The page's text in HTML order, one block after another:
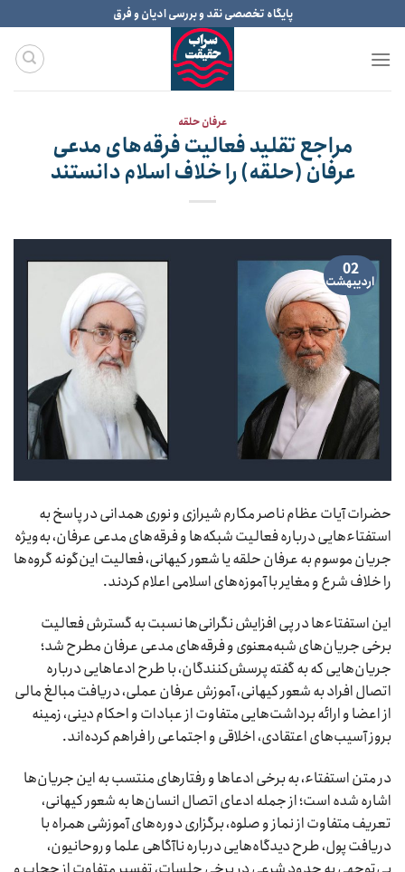
to
content
پایگاه تخصصی نقد و بررسی ادیان و فرق
عرفان حلقه
مراجع تقلید فعالیت فرقه‌های مدعی
عرفان (حلقه) را خلاف اسلام دانستند
02
اردیبهشت
حضرات آیات عظام ناصر مکارم شیرازی و نوری همدانی در پاسخ به
استفتاءهایی درباره فعالیت شبکه‌ها و فرقه‌های مدعی عرفان، به‌ویژه
جریان موسوم به عرفان حلقه یا شعور کیهانی، فعالیت این‌گونه گروه‌ها
را خلاف شرع و مغایر با آموزه‌های اسلامی اعلام کردند.
این استفتاءها در پی افزایش نگرانی‌ها نسبت به گسترش فعالیت
برخی جریان‌های شبه‌معنوی و فرقه‌های مدعی عرفان مطرح شد؛
جریان‌هایی که به گفته پرسش‌کنندگان، با طرح ادعاهایی درباره
اتصال افراد به شعور کیهانی، آموزش عرفان عملی، دریافت مبالغ مالی
از اعضا و ارائه برداشت‌هایی متفاوت از عبادات و احکام دینی، زمینه
بروز آسیب‌های اعتقادی، اخلاقی و اجتماعی را فراهم کرده‌اند.
در متن استفتاء، به برخی ادعاها و رفتارهای منتسب به این جریان‌ها
اشاره شده است؛ از جمله ادعای اتصال انسان‌ها به شعور کیهانی،
تعریف متفاوت از نماز و صلوه، برگزاری دوره‌های آموزشی همراه با
دریافت پول، طرح دیدگاه‌هایی درباره ناآگاهی علما و روحانیون،